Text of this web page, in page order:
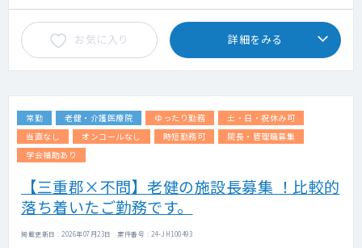
お気に入り 詳細をみる
常勤 老健・介護医療院 ゆったり勤務
土・日・祝休み可
当直なし
オンコールなし 時短勤務可
院長・管理職募集
学会補助あり
【三重郡×不問】老健の施設長募集 ！比較的
落ち着いたご勤務です。
掲載更新日 : 2026年07月23日 案件番号 : 24-JH100493